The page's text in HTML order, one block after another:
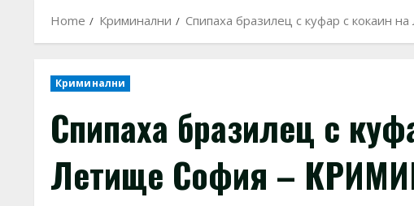
Home Криминални Спипаха бразилец с куфар с
Криминални
Спипаха бразилец с
Летище София –